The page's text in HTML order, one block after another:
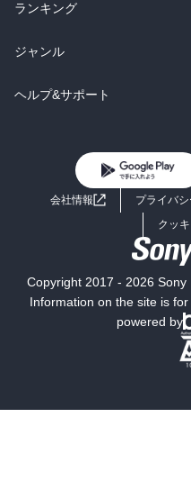
雑誌・グラビア
BL・TL
ラノベ
雑誌・グラビア
BL・TL
総合
ラノベ
雑誌・グラビア
ランキング
総合
ラノベ
ジャンル
コミック
ライトノベル
ミステリー
ヘルプ&サポート
よくあるご質問
会社情報 プライバ
クッ
Copyright 2017 - 2026 Sony
Information on the site is
powered by